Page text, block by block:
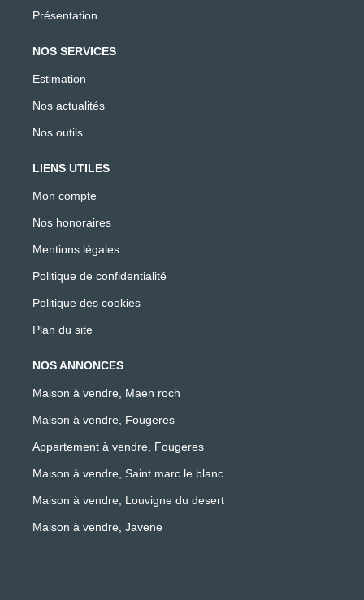
Présentation
NOS SERVICES
Estimation
Nos actualités
Nos outils
LIENS UTILES
Mon compte
Nos honoraires
Mentions légales
Politique de confidentialité
Politique des cookies
Plan du site
NOS ANNONCES
Maison à vendre, Maen roch
Maison à vendre, Fougeres
Appartement à vendre, Fougeres
Maison à vendre, Saint marc le blanc
Maison à vendre, Louvigne du desert
Maison à vendre, Javene